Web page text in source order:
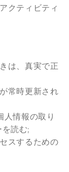
クティビティ
は、真実で正
常時更新され
人情報の取り
読む;
スするための